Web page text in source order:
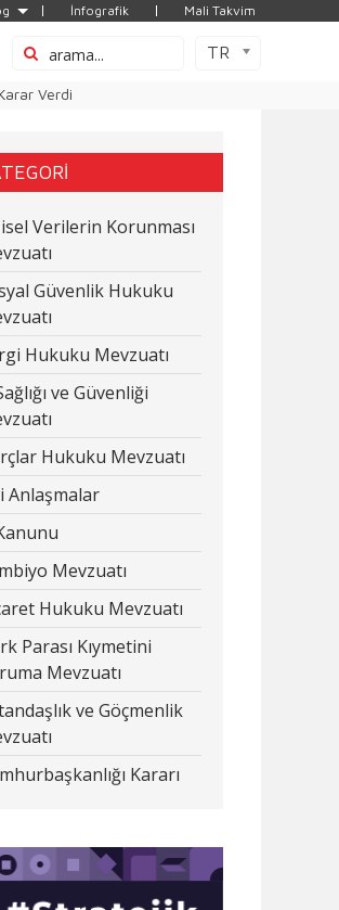
İnfografik Mali Takvim
TR
Verdi
Verilerin Korunması
Güvenlik Hukuku
Hukuku Mevzuatı
ve Güvenliği
Hukuku Mevzuatı
Anlaşmalar
Mevzuatı
Hukuku Mevzuatı
Parası Kıymetini
Mevzuatı
ve Göçmenlik
Kararı